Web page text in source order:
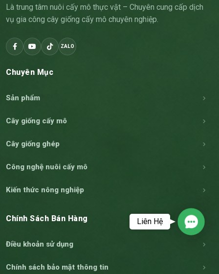
Là trung tâm nuôi cấy mô thực vật – Chuyên cung cấp dịch
vụ gia công cây giống cấy mô chuyên nghiệp.
ZALO
Chuyên Mục
Sản phẩm
Cây giống cấy mô
Cây giống ghép
Công nghệ nuôi cấy mô
Kiến thức nông nghiệp
Chính Sách Bán Hàng
Điều khoản sử dụng
Chính sách bảo mật thông tin
Liên Hệ